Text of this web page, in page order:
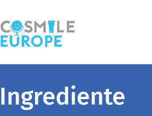
Ingrediente